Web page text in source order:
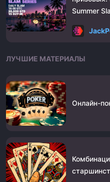
Summer
ЛУЧШИЕ МАТЕРИАЛЫ
Онлайн-